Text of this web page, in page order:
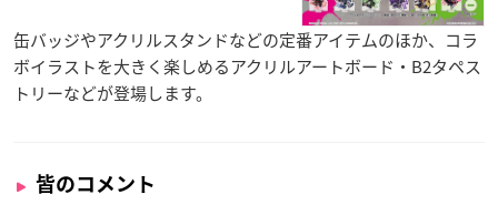
缶バッジやアクリルスタンドなどの定番アイテムのほか、コラ
ボイラストを大きく楽しめるアクリルアートボード・B2タペス
トリーなどが登場します。
皆のコメント